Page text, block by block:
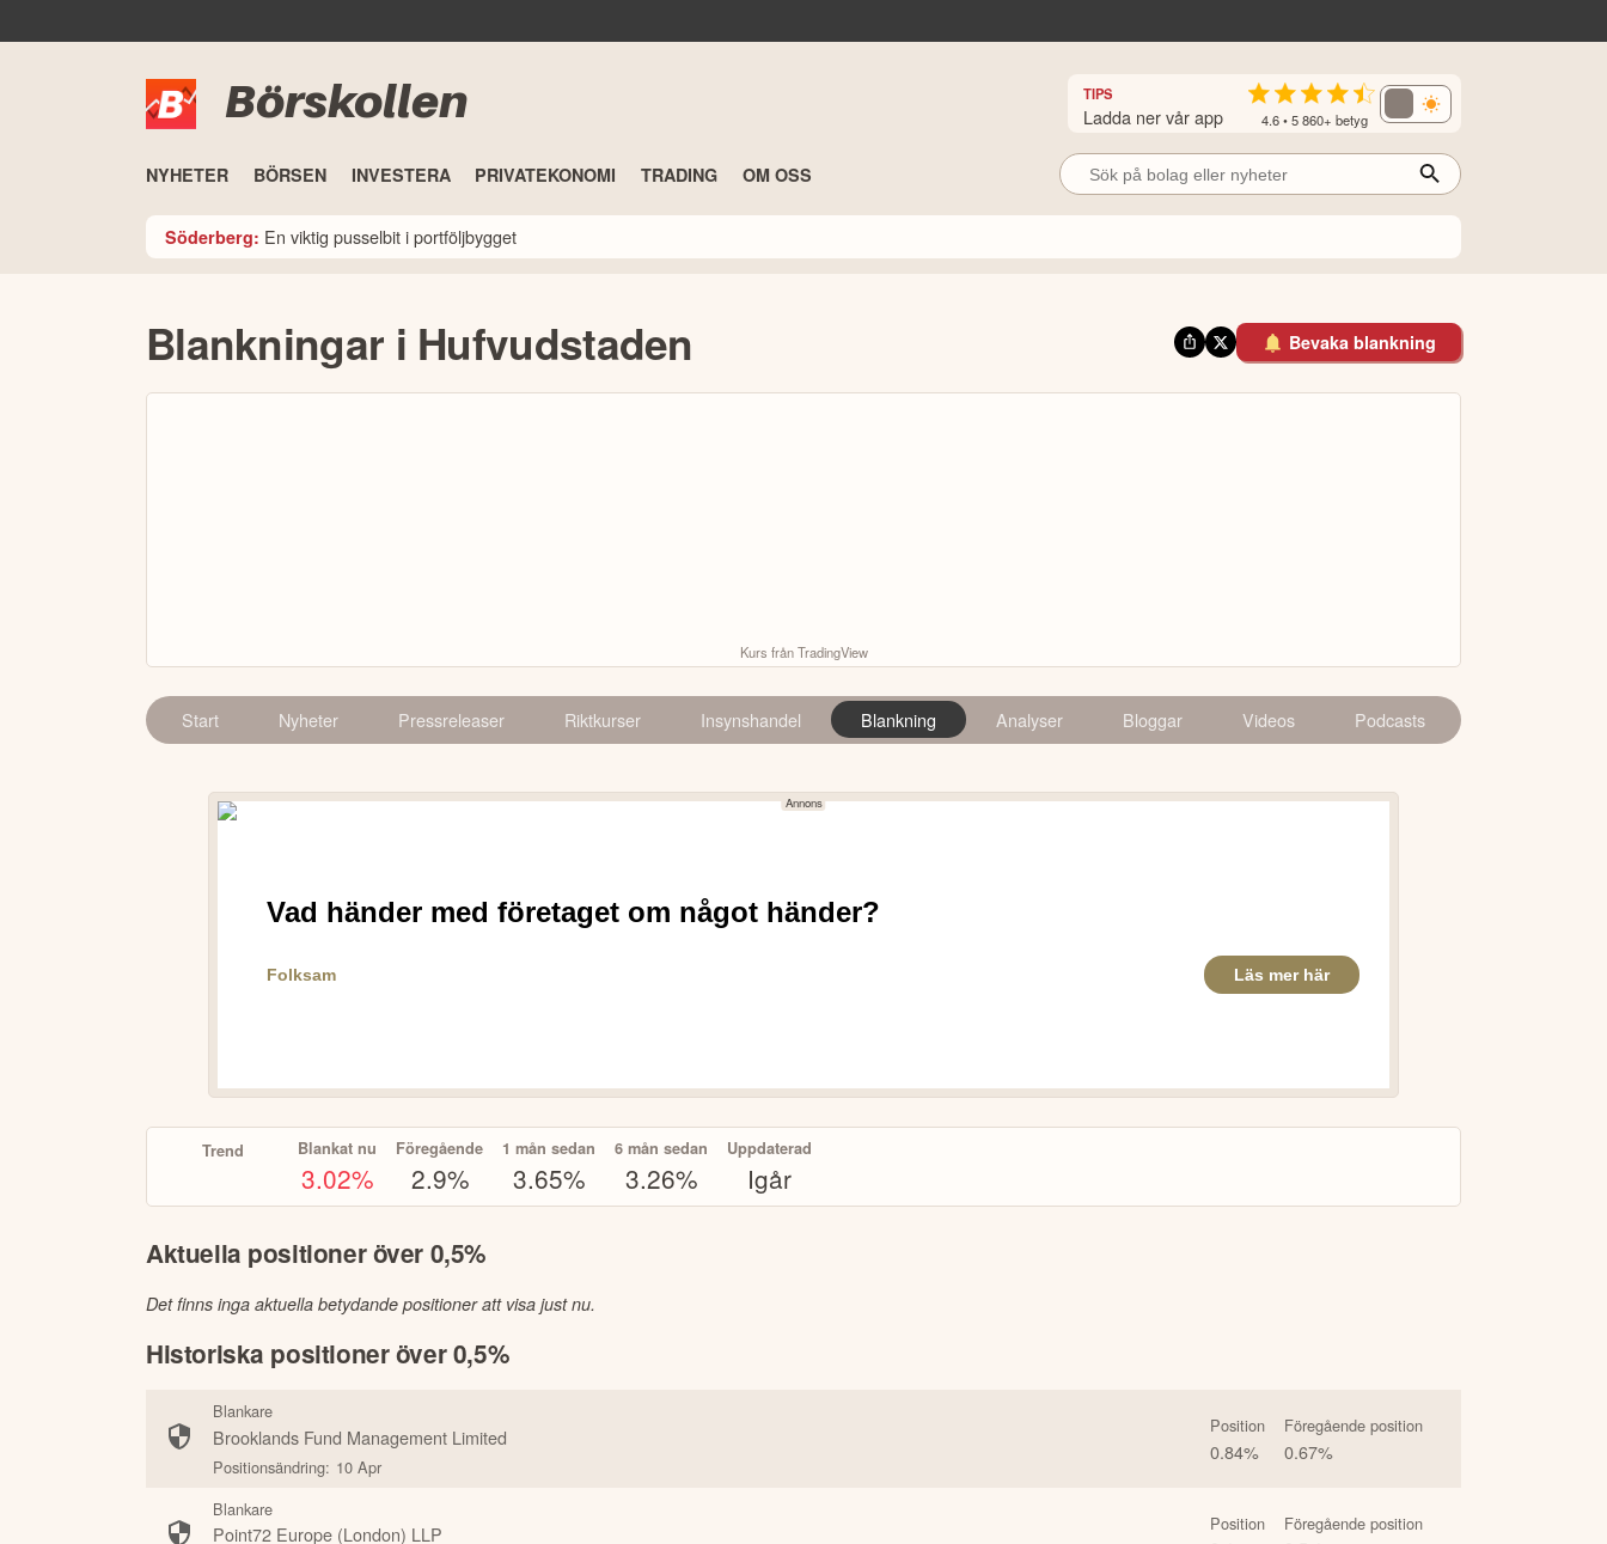
Börskollen TIPS
Ladda ner vår app 4.6 • 5 860+ betyg
NYHETER BÖRSEN INVESTERA PRIVATEKONOMI TRADING OM OSS
Söderberg: En viktig pusselbit i portföljbygget
Blankningar i Hufvudstaden Bevaka blankning
Kurs från TradingView
Start Nyheter Pressreleaser Riktkurser Insynshandel Blankning Analyser Bloggar Videos Podcasts
Trend Blankat nu
3.02%
Föregående
2.9%
1 mån sedan
3.65%
6 mån sedan
3.26%
Uppdaterad
Igår
Aktuella positioner över 0,5%
Det finns inga aktuella betydande positioner att visa just nu.
Historiska positioner över 0,5%
Blankare
Brooklands Fund Management Limited
Positionsändring: 10 Apr
Position
0.84%
Föregående position
0.67%
Blankare
Point72 Europe (London) LLP Position Föregående position